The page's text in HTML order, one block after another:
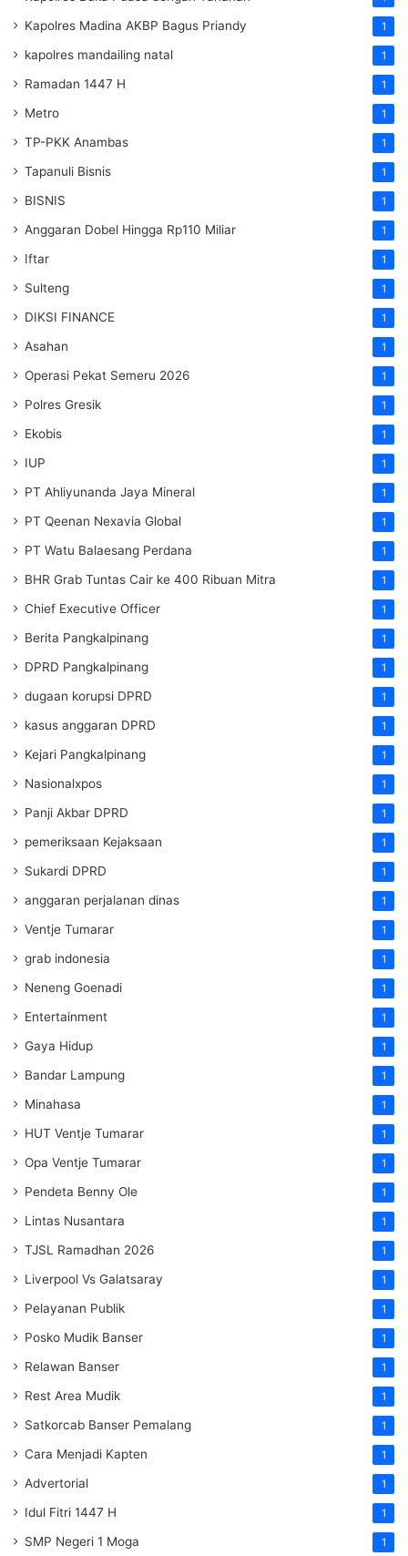
Kapolres Madina AKBP Bagus Priandy 1
kapolres mandailing natal 1
Ramadan 1447 H 1
Metro 1
TP-PKK Anambas 1
Tapanuli Bisnis 1
BISNIS 1
Anggaran Dobel Hingga Rp110 Miliar 1
Iftar 1
Sulteng 1
DIKSI FINANCE 1
Asahan 1
Operasi Pekat Semeru 2026 1
Polres Gresik 1
Ekobis 1
IUP 1
PT Ahliyunanda Jaya Mineral 1
PT Qeenan Nexavia Global 1
PT Watu Balaesang Perdana 1
BHR Grab Tuntas Cair ke 400 Ribuan Mitra 1
Chief Executive Officer 1
Berita Pangkalpinang 1
DPRD Pangkalpinang 1
dugaan korupsi DPRD 1
kasus anggaran DPRD 1
Kejari Pangkalpinang 1
Nasionalxpos 1
Panji Akbar DPRD 1
pemeriksaan Kejaksaan 1
Sukardi DPRD 1
anggaran perjalanan dinas 1
Ventje Tumarar 1
grab indonesia 1
Neneng Goenadi 1
Entertainment 1
Gaya Hidup 1
Bandar Lampung 1
Minahasa 1
HUT Ventje Tumarar 1
Opa Ventje Tumarar 1
Pendeta Benny Ole 1
Lintas Nusantara 1
TJSL Ramadhan 2026 1
Liverpool Vs Galatsaray 1
Pelayanan Publik 1
Posko Mudik Banser 1
Relawan Banser 1
Rest Area Mudik 1
Satkorcab Banser Pemalang 1
Cara Menjadi Kapten 1
Advertorial 1
Idul Fitri 1447 H 1
SMP Negeri 1 Moga 1